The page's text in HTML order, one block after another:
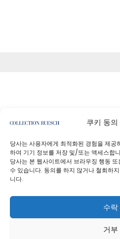
쿠키 동의
당사는 사용자에게 최적화된 경험을 제공
하여 기기 정보를 저장 및/또는 액세스합
당사는 본 웹사이트에서 브라우징 행동
수 있습니다. 동의를 하지 않거나 철회하
니다.
수락
거부
사업자